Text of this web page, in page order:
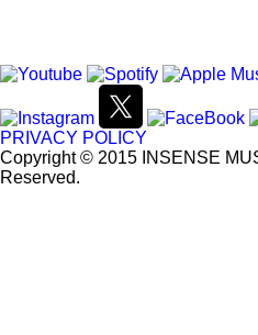
PRIVACY POLICY
Copyright © 2015 INSENSE
Reserved.